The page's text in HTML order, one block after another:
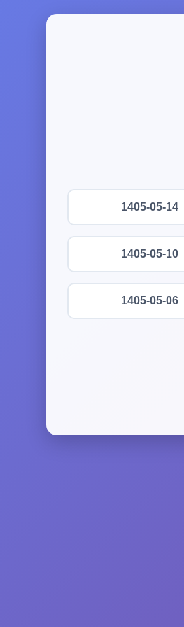
1405-05-14
1405-05-10
1405-05-06